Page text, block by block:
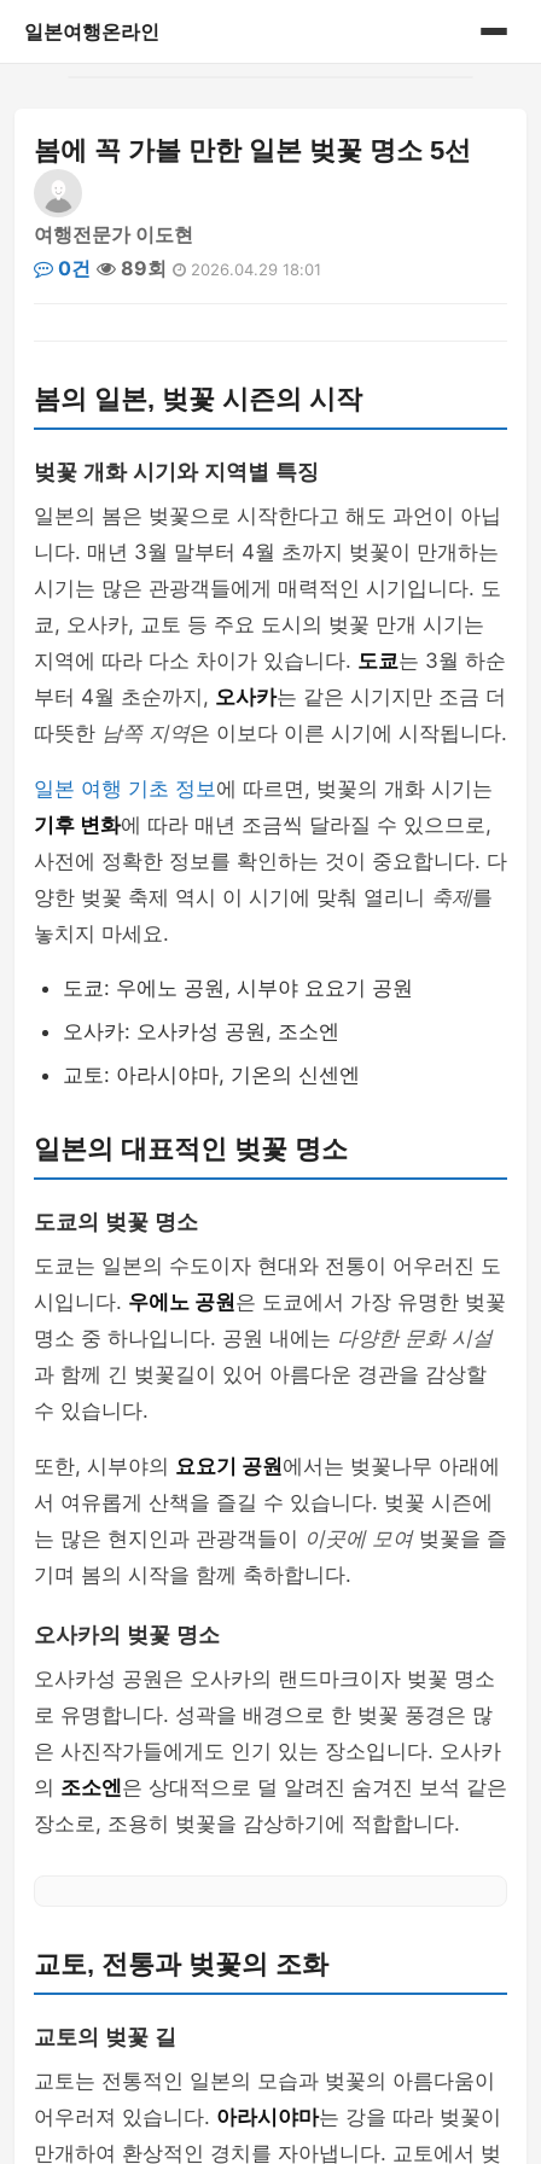
일본여행온라인
게시판
봄에 꼭 가볼 만한 일본 벚꽃 명소 5선
여행전문가 이도현
0건
89회 2026.04.29 18:01
봄의 일본, 벚꽃 시즌의 시작
벚꽃 개화 시기와 지역별 특징
일본의 봄은 벚꽃으로 시작한다고 해도 과언이 아닙
니다. 매년 3월 말부터 4월 초까지 벚꽃이 만개하는
시기는 많은 관광객들에게 매력적인 시기입니다. 도
쿄, 오사카, 교토 등 주요 도시의 벚꽃 만개 시기는
지역에 따라 다소 차이가 있습니다. 도쿄는 3월 하순
부터 4월 초순까지, 오사카는 같은 시기지만 조금 더
따뜻한 남쪽 지역은 이보다 이른 시기에 시작됩니다.
일본 여행 기초 정보에 따르면, 벚꽃의 개화 시기는
기후 변화에 따라 매년 조금씩 달라질 수 있으므로,
사전에 정확한 정보를 확인하는 것이 중요합니다. 다
양한 벚꽃 축제 역시 이 시기에 맞춰 열리니 축제를
놓치지 마세요.
도쿄: 우에노 공원, 시부야 요요기 공원
오사카: 오사카성 공원, 조소엔
교토: 아라시야마, 기온의 신센엔
일본의 대표적인 벚꽃 명소
도쿄의 벚꽃 명소
도쿄는 일본의 수도이자 현대와 전통이 어우러진 도
시입니다. 우에노 공원은 도쿄에서 가장 유명한 벚꽃
명소 중 하나입니다. 공원 내에는 다양한 문화 시설
과 함께 긴 벚꽃길이 있어 아름다운 경관을 감상할
수 있습니다.
또한, 시부야의 요요기 공원에서는 벚꽃나무 아래에
서 여유롭게 산책을 즐길 수 있습니다. 벚꽃 시즌에
는 많은 현지인과 관광객들이 이곳에 모여벚꽃을 즐
기며 봄의 시작을 함께 축하합니다.
오사카의 벚꽃 명소
오사카성 공원은 오사카의 랜드마크이자 벚꽃 명소
로 유명합니다. 성곽을 배경으로 한 벚꽃 풍경은 많
은 사진작가들에게도 인기 있는 장소입니다. 오사카
의 조소엔은 상대적으로 덜 알려진 숨겨진 보석 같은
장소로, 조용히 벚꽃을 감상하기에 적합합니다.
교토, 전통과 벚꽃의 조화
교토의 벚꽃 길
교토는 전통적인 일본의 모습과 벚꽃의 아름다움이
어우러져 있습니다. 아라시야마는 강을 따라 벚꽃이
만개하여 환상적인 경치를 자아냅니다. 교토에서 벚